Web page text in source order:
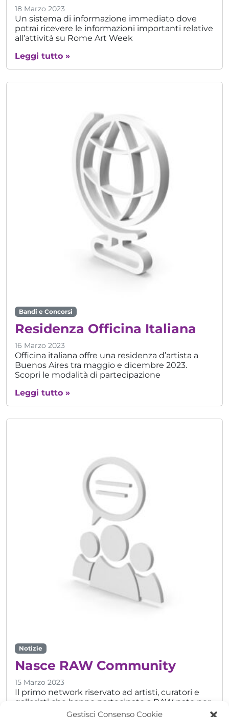
Gestisci Consenso Cookie
18 Marzo 2023
Un sistema di informazione immediato dove
potrai ricevere le informazioni importanti relative
all’attività su Rome Art Week
Leggi tutto »
Bandi e Concorsi
Residenza Officina Italiana
16 Marzo 2023
Officina italiana offre una residenza d’artista a
Buenos Aires tra maggio e dicembre 2023.
Scopri le modalità di partecipazione
Leggi tutto »
Notizie
Nasce RAW Community
15 Marzo 2023
Il primo network riservato ad artisti, curatori e
galleristi che hanno partecipato a RAW nato per
offrire una maggiore interazione tra gli operatori